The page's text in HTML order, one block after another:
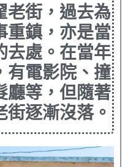
老街，過去為
重鎮，亦是當
去處。在當年
有電影院、撞
廳等，但隨著
逐漸沒落。